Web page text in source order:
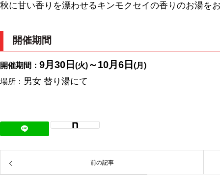
秋に甘い香りを漂わせるキンモクセイの香りのお湯を
開催期間
開催期間： 9月30日 (火) ～10月6日 (月)
場所： 男女 替り湯にて
前の記事